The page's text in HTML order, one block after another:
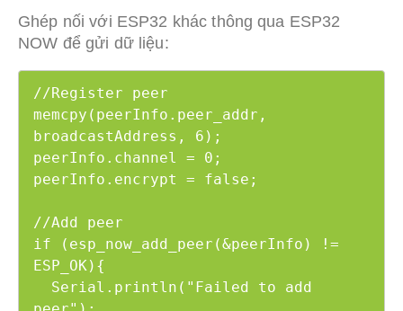
Ghép nối với ESP32 khác thông qua ESP32
NOW để gửi dữ liệu:
//Register peer
memcpy(peerInfo.peer_addr,
broadcastAddress, 6);
peerInfo.channel = 0;
peerInfo.encrypt = false;
//Add peer
if (esp_now_add_peer(&peerInfo) !=
ESP_OK){